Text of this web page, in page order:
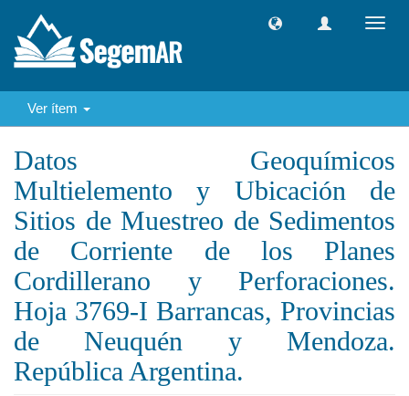
Ver ítem
Datos Geoquímicos
Multielemento y Ubicación de
Sitios de Muestreo de Sedimentos
de Corriente de los Planes
Cordillerano y Perforaciones.
Hoja 3769-I Barrancas, Provincias
de Neuquén y Mendoza.
República Argentina.